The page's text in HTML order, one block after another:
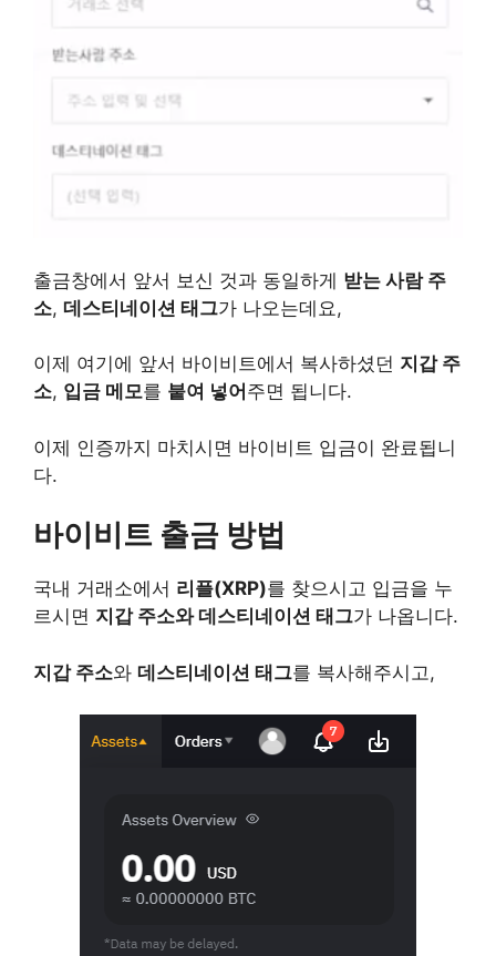
출금창에서 앞서 보신 것과 동일하게 받는 사람 주
소, 데스티네이션 태그가 나오는데요,
이제 여기에 앞서 바이비트에서 복사하셨던 지갑 주
소, 입금 메모를 붙여 넣어 주면 됩니다.
이제 인증까지 마치시면 바이비트 입금이 완료됩니
다.
바이비트 출금 방법
국내 거래소에서 리플(XRP)를 찾으시고 입금을 누
르시면 지갑 주소와 데스티네이션 태그가 나옵니다.
지갑 주소와 데스티네이션 태그를 복사해주시고,